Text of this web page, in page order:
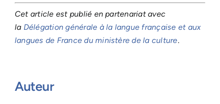
Cet article est publié en partenariat avec
la Délégation générale à la langue française et aux
langues de France du ministère de la culture.
Auteur